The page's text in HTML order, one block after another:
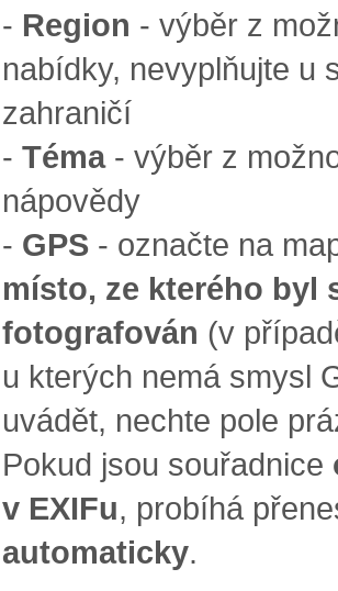
- Region - výběr z
nabídky, nevyplňujte u
zahraničí
- Téma - výběr z
nápovědy
- GPS - označte na
místo, ze kterého byl
fotografován (v
u kterých nemá smysl
uvádět, nechte pole
Pokud jsou souřadnice
v EXIFu, probíhá
automaticky.